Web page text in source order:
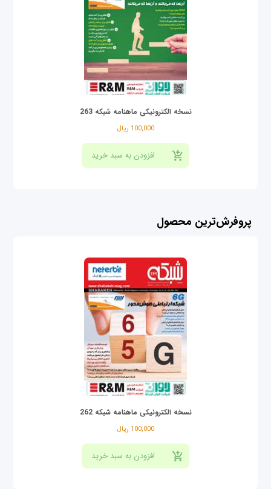
نسخه الکترونیکی ماهنامه شبکه 263
100,000 ریال
پروفرش‌ترین محصول
نسخه الکترونیکی ماهنامه شبکه 262
100,000 ریال